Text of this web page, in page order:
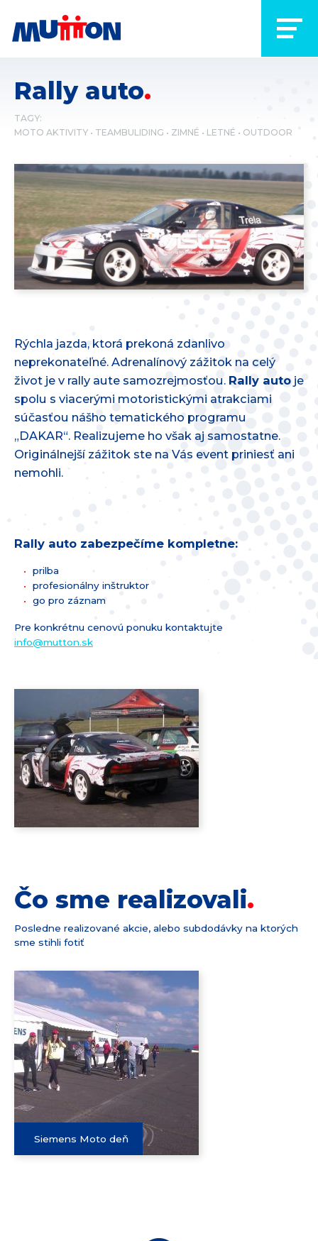
Rally auto
TAGY:
MOTO AKTIVITY
TEAMBULIDING ZIMNÉ LETNÉ OUTDOOR
Rýchla jazda, ktorá prekoná zdanlivo
neprekonateľné. Adrenalínový zážitok na celý
život je v rally aute samozrejmosťou. Rally auto je
spolu s viacerými motoristickými atrakciami
súčasťou nášho tematického programu
„DAKAR“. Realizujeme ho však aj samostatne.
Originálnejší zážitok ste na Vás event priniesť ani
nemohli.
Rally auto zabezpečíme kompletne:
prilba
profesionálny inštruktor
go pro záznam
Pre konkrétnu cenovú ponuku kontaktujte
info@mutton.sk
Čo sme realizovali
Posledne realizované akcie, alebo subdodávky na ktorých
sme stihli fotiť
Siemens Moto deň